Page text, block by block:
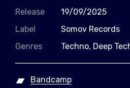
Release
19/09/2025
Label
Somov Records
Genres
Techno, Deep
Bandcamp